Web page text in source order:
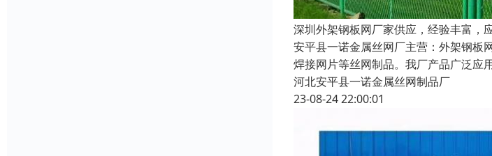
深圳外架钢板网厂家供应，经验丰富，
安平县一诺金属丝网厂主营：外架钢板
焊接网片等丝网制品。我厂产品广泛应
河北安平县一诺金属丝网制品厂
23-08-24 22:00:01